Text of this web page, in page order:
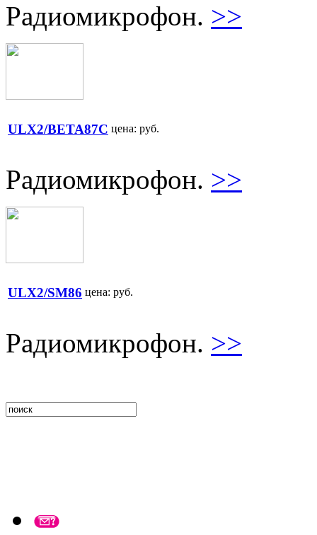
Радиомикрофон. >>
ULX2/BETA87C цена: руб.
Радиомикрофон. >>
ULX2/SM86 цена: руб.
Радиомикрофон. >>